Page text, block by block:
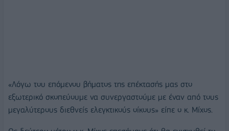
«Λόγω του επόμενου βήματος της επέκτασής μας στο
εξωτερικό σκοπεύουμε να συνεργαστούμε με έναν από τους
μεγαλύτερους διεθνείς ελεγκτικούς οίκους» είπε ο κ. Μίχος.